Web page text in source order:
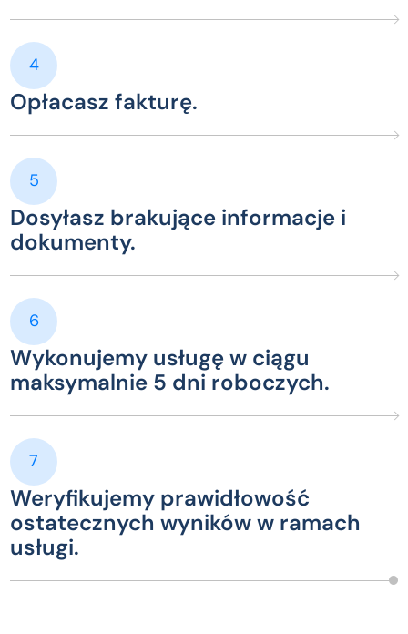
4
Opłacasz fakturę.
5
Dosyłasz brakujące informacje i
dokumenty.
6
Wykonujemy usługę w ciągu
maksymalnie 5 dni roboczych.
7
Weryfikujemy prawidłowość
ostatecznych wyników w ramach
usługi.